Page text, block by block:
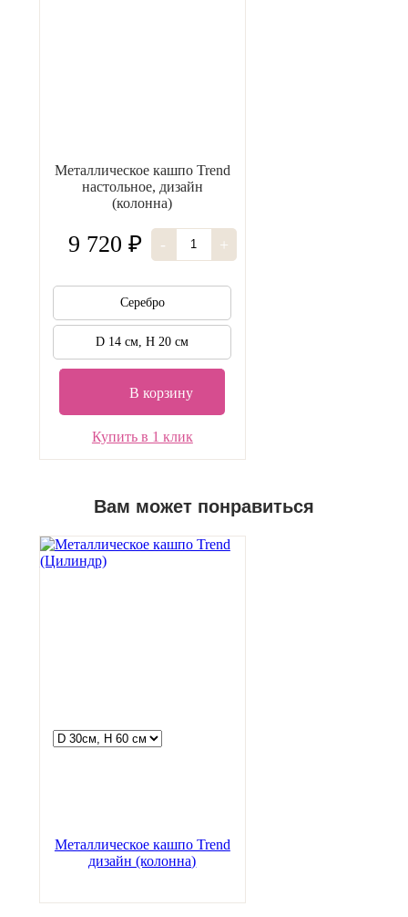
Металлическое кашпо Trend
настольное, дизайн
(колонна)
9 720 ₽ - +
Серебро
D 14 см, H 20 см
В корзину
Купить в 1 клик
Вам может понравиться
Металлическое кашпо Trend
дизайн (колонна)